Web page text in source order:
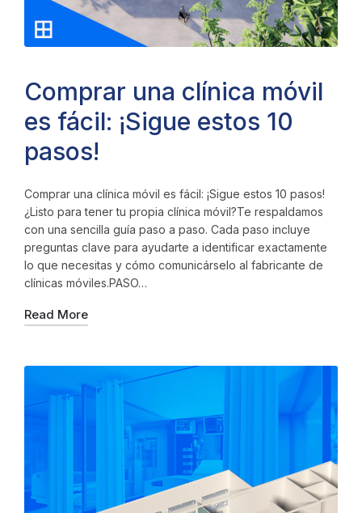
Comprar una clínica móvil
es fácil: ¡Sigue estos 10
pasos!
Comprar una clínica móvil es fácil: ¡Sigue estos 10 pasos!
¿Listo para tener tu propia clínica móvil?Te respaldamos
con una sencilla guía paso a paso. Cada paso incluye
preguntas clave para ayudarte a identificar exactamente
lo que necesitas y cómo comunicárselo al fabricante de
clínicas móviles.PASO…
Read More